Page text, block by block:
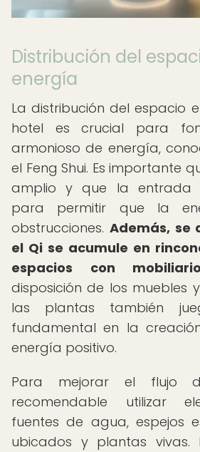
Distribución del
energía
La distribución del espacio
hotel es crucial para
armonioso de energía,
el Feng Shui. Es importante
amplio y que la entrada
para permitir que la
obstrucciones. Además, se
el Qi se acumule en
espacios con
disposición de los muebles
las plantas también
fundamental en la
energía positivo.
Para mejorar el flujo
recomendable utilizar
fuentes de agua, espejos
ubicados y plantas vivas.